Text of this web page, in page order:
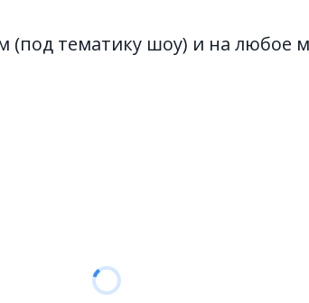
тематику шоу) и на любое